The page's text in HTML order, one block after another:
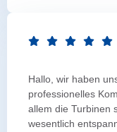
Hallo, wir haben
professionelles
allem die Turbinen
wesentlich